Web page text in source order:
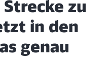
zu
in den
genau